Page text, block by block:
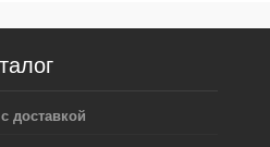
доставкой